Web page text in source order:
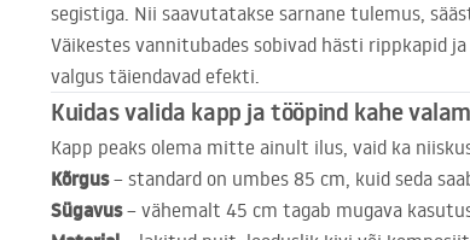
segistiga. Nii saavutatakse sarnane tulemus,
Väikestes vannitubades sobivad hästi rippkapid
valgus täiendavad efekti.
Kuidas valida kapp ja tööpind kahe
Kapp peaks olema mitte ainult ilus, vaid ka
Kõrgus– standard on umbes 85 cm, kuid seda
Sügavus– vähemalt 45 cm tagab mugava